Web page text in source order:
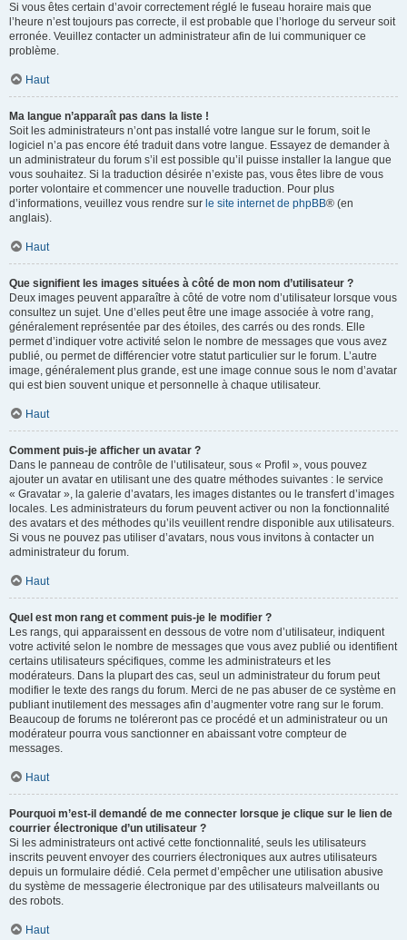
Si vous êtes certain d’avoir correctement réglé le fuseau horaire mais que
l’heure n’est toujours pas correcte, il est probable que l’horloge du serveur soit
erronée. Veuillez contacter un administrateur afin de lui communiquer ce
problème.
Haut
Ma langue n’apparaît pas dans la liste !
Soit les administrateurs n’ont pas installé votre langue sur le forum, soit le
logiciel n’a pas encore été traduit dans votre langue. Essayez de demander à
un administrateur du forum s’il est possible qu’il puisse installer la langue que
vous souhaitez. Si la traduction désirée n’existe pas, vous êtes libre de vous
porter volontaire et commencer une nouvelle traduction. Pour plus
d’informations, veuillez vous rendre sur le site internet de phpBB® (en
anglais).
Haut
Que signifient les images situées à côté de mon nom d’utilisateur ?
Deux images peuvent apparaître à côté de votre nom d’utilisateur lorsque vous
consultez un sujet. Une d’elles peut être une image associée à votre rang,
généralement représentée par des étoiles, des carrés ou des ronds. Elle
permet d’indiquer votre activité selon le nombre de messages que vous avez
publié, ou permet de différencier votre statut particulier sur le forum. L’autre
image, généralement plus grande, est une image connue sous le nom d’avatar
qui est bien souvent unique et personnelle à chaque utilisateur.
Haut
Comment puis-je afficher un avatar ?
Dans le panneau de contrôle de l’utilisateur, sous « Profil », vous pouvez
ajouter un avatar en utilisant une des quatre méthodes suivantes : le service
« Gravatar », la galerie d’avatars, les images distantes ou le transfert d’images
locales. Les administrateurs du forum peuvent activer ou non la fonctionnalité
des avatars et des méthodes qu’ils veuillent rendre disponible aux utilisateurs.
Si vous ne pouvez pas utiliser d’avatars, nous vous invitons à contacter un
administrateur du forum.
Haut
Quel est mon rang et comment puis-je le modifier ?
Les rangs, qui apparaissent en dessous de votre nom d’utilisateur, indiquent
votre activité selon le nombre de messages que vous avez publié ou identifient
certains utilisateurs spécifiques, comme les administrateurs et les
modérateurs. Dans la plupart des cas, seul un administrateur du forum peut
modifier le texte des rangs du forum. Merci de ne pas abuser de ce système en
publiant inutilement des messages afin d’augmenter votre rang sur le forum.
Beaucoup de forums ne toléreront pas ce procédé et un administrateur ou un
modérateur pourra vous sanctionner en abaissant votre compteur de
messages.
Haut
Pourquoi m’est-il demandé de me connecter lorsque je clique sur le lien de
courrier électronique d’un utilisateur ?
Si les administrateurs ont activé cette fonctionnalité, seuls les utilisateurs
inscrits peuvent envoyer des courriers électroniques aux autres utilisateurs
depuis un formulaire dédié. Cela permet d’empêcher une utilisation abusive
du système de messagerie électronique par des utilisateurs malveillants ou
des robots.
Haut